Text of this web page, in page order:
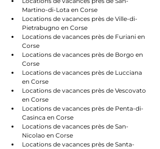
Martino-di-Lota en Corse
Locations de vacances près de Ville-di-
Pietrabugno en Corse
Locations de vacances près de Furiani en
Corse
Locations de vacances près de Borgo en
Corse
Locations de vacances près de Lucciana
en Corse
Locations de vacances près de Vescovato
en Corse
Locations de vacances près de Penta-di-
Casinca en Corse
Locations de vacances près de San-
Nicolao en Corse
Locations de vacances près de Santa-